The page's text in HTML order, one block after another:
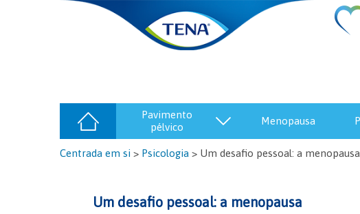
pavimento
pélvico
menopausa
Centrada em si > Psicologia > Um desafio pessoal: a menopausa
Um desafio pessoal: a menopausa